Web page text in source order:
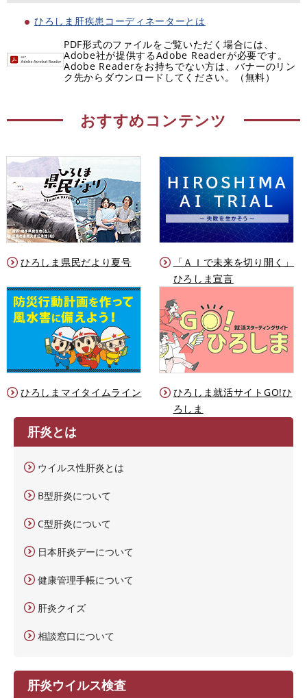
ひろしま肝疾患コーディネーターとは
PDF形式のファイルをご覧いただく場合には、
Adobe社が提供するAdobe Readerが必要です。
Adobe Readerをお持ちでない方は、バナーのリン
ク先からダウンロードしてください。（無料）
おすすめコンテンツ
ひろしま県民だより夏号
「ＡＩで未来を切り開く」
ひろしま宣言
ひろしまマイタイムライン
ひろしま就活サイトGO!ひ
ろしま
肝炎とは
ウイルス性肝炎とは
B型肝炎について
C型肝炎について
日本肝炎デーについて
健康管理手帳について
肝炎クイズ
相談窓口について
肝炎ウイルス検査